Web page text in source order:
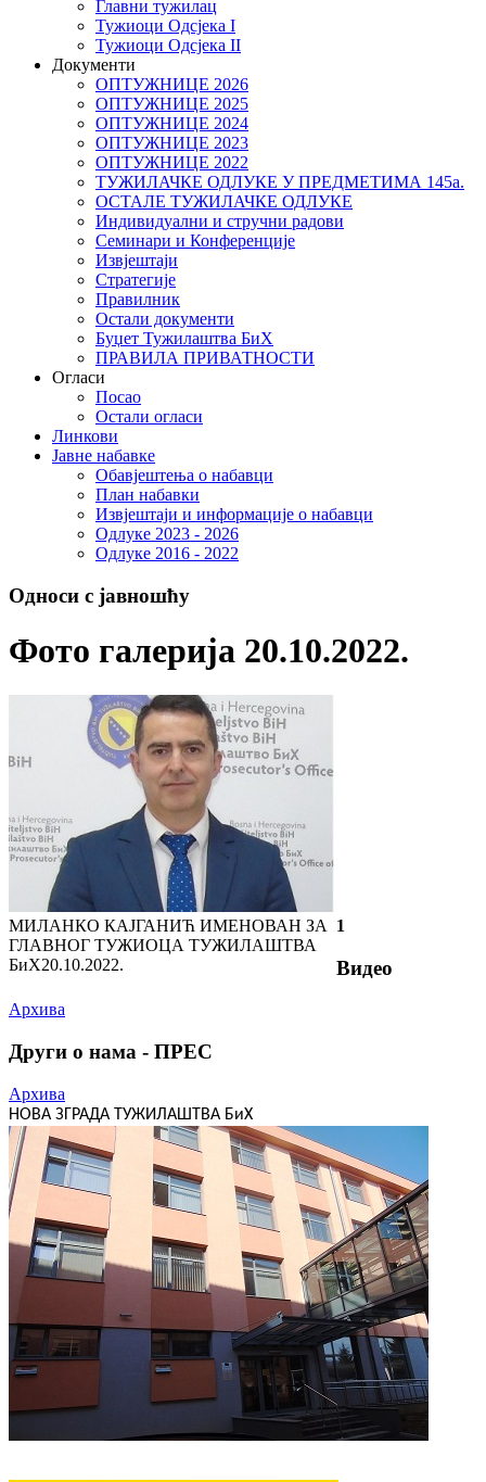
Главни тужилац
Тужиоци Oдсјекa I
Тужиоци Oдсјекa II
Документи
ОПТУЖНИЦЕ 2026
ОПТУЖНИЦЕ 2025
ОПТУЖНИЦЕ 2024
ОПТУЖНИЦЕ 2023
ОПТУЖНИЦЕ 2022
ТУЖИЛАЧКЕ ОДЛУКЕ У ПРЕДМЕТИМА 145а.
ОСТАЛЕ ТУЖИЛАЧКЕ ОДЛУКЕ
Индивидуални и стручни радови
Семинари и Конференције
Извјештаји
Стратегије
Правилник
Остали документи
Буџет Тужилаштва БиХ
ПРАВИЛА ПРИВАТНОСТИ
Огласи
Посао
Остали огласи
Линкови
Јавне набавке
Обавјештења о набавци
План набавки
Извјештаји и информације о набавци
Одлуке 2023 - 2026
Одлуке 2016 - 2022
Односи с јавношћу
Фото галерија 20.10.2022.
МИЛАНКО КАЈГАНИЋ ИМЕНОВАН ЗА
ГЛАВНОГ ТУЖИОЦА ТУЖИЛАШТВА
БиХ20.10.2022.
1
Видео
Архива
Други о нама - ПРЕС
Архива
НОВА ЗГРАДА ТУЖИЛАШТВА БиХ